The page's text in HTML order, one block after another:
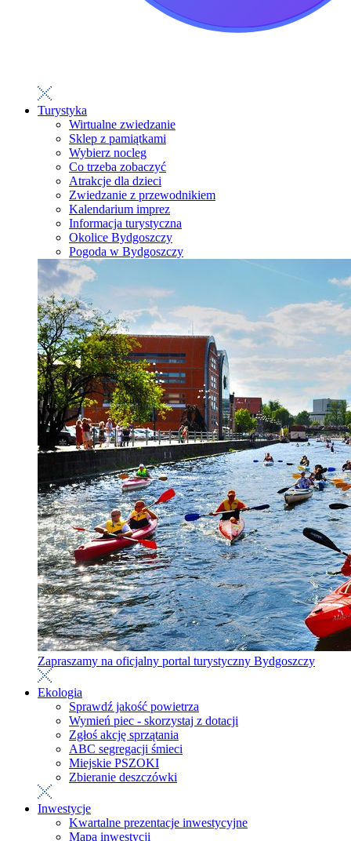
Turystyka
Wirtualne zwiedzanie
Sklep z pamiątkami
Wybierz nocleg
Co trzeba zobaczyć
Atrakcje dla dzieci
Zwiedzanie z przewodnikiem
Kalendarium imprez
Informacja turystyczna
Okolice Bydgoszczy
Pogoda w Bydgoszczy
Zapraszamy na oficjalny portal turystyczny Bydgoszczy
Ekologia
Sprawdź jakość powietrza
Wymień piec - skorzystaj z dotacji
Zgłoś akcję sprzątania
ABC segregacji śmieci
Miejskie PSZOKI
Zbieranie deszczówki
Inwestycje
Kwartalne prezentacje inwestycyjne
Mapa inwestycji